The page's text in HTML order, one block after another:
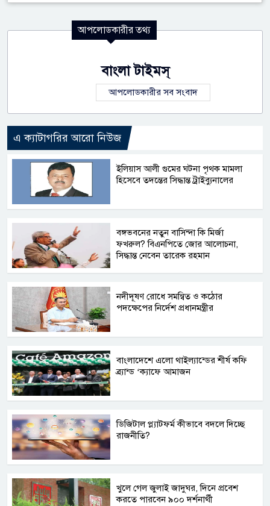
আপলোডকারীর তথ্য
বাংলা টাইমস্
আপলোডকারীর সব সংবাদ
এ ক্যাটাগরির আরো নিউজ
ইলিয়াস আলী গুমের ঘটনা পৃথক মামলা
হিসেবে তদন্তের সিদ্ধান্ত ট্রাইব্যুনালের
বঙ্গভবনের নতুন বাসিন্দা কি মির্জা
ফখরুল? বিএনপিতে জোর আলোচনা,
সিদ্ধান্ত নেবেন তারেক রহমান
নদীদূষণ রোধে সমন্বিত ও কঠোর
পদক্ষেপের নির্দেশ প্রধানমন্ত্রীর
বাংলাদেশে এলো থাইল্যান্ডের শীর্ষ কফি
ব্র্যান্ড ‘ক্যাফে আমাজন
ডিজিটাল প্ল্যাটফর্ম কীভাবে বদলে দিচ্ছে
রাজনীতি?
খুলে গেল জুলাই জাদুঘর, দিনে প্রবেশ
করতে পারবেন ৯০০ দর্শনার্থী